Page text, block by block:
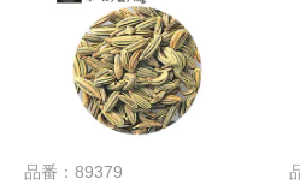
品番：89379